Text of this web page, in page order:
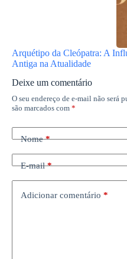
Arquétipo da Cleópatra: A
Antiga na Atualidade
Deixe um comentário
O seu endereço de e-mail não será
são marcados com *
Nome*
E-mail*
Adicionar comentário *